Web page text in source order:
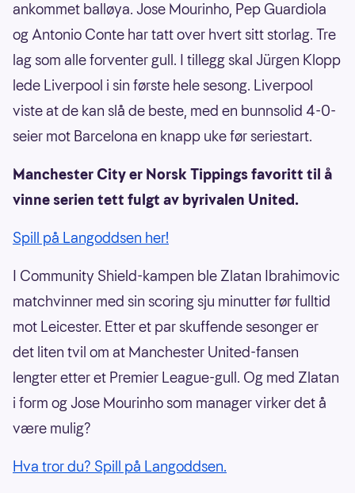
ankommet balløya. Jose Mourinho, Pep Guardiola
og Antonio Conte har tatt over hvert sitt storlag. Tre
lag som alle forventer gull. I tillegg skal Jürgen Klopp
lede Liverpool i sin første hele sesong. Liverpool
viste at de kan slå de beste, med en bunnsolid 4-0-
seier mot Barcelona en knapp uke før seriestart.
Manchester City er Norsk Tippings favoritt til å
vinne serien tett fulgt av byrivalen United.
Spill på Langoddsen her!
I Community Shield-kampen ble Zlatan Ibrahimovic
matchvinner med sin scoring sju minutter før fulltid
mot Leicester. Etter et par skuffende sesonger er
det liten tvil om at Manchester United-fansen
lengter etter et Premier League-gull. Og med Zlatan
i form og Jose Mourinho som manager virker det å
være mulig?
Hva tror du? Spill på Langoddsen.